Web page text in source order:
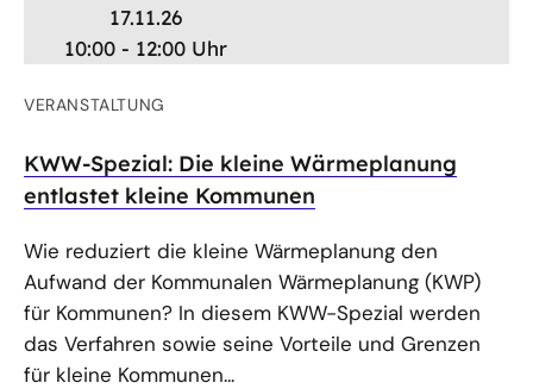
17.11.26
10:00 - 12:00 Uhr
VERANSTALTUNG
KWW-Spezial: Die kleine Wärmeplanung
entlastet kleine Kommunen
Wie reduziert die kleine Wärmeplanung den
Aufwand der Kommunalen Wärmeplanung (KWP)
für Kommunen? In diesem KWW-Spezial werden
das Verfahren sowie seine Vorteile und Grenzen
für kleine Kommunen...